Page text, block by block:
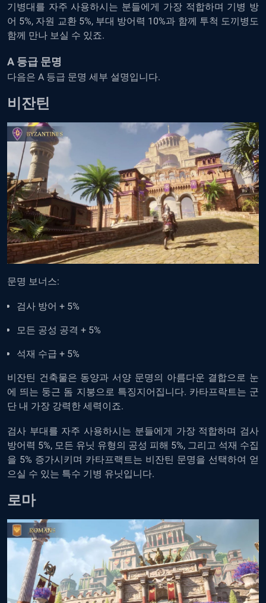
기병대를 자주 사용하시는 분들에게 가장 적합하며 기병 방
어 5%, 자원 교환 5%, 부대 방어력 10%과 함께 투척 도끼병도
함께 만나 보실 수 있죠.
A 등급 문명
다음은 A 등급 문명 세부 설명입니다.
비잔틴
문명 보너스:
검사 방어 + 5%
모든 공성 공격 + 5%
석재 수급 + 5%
비잔틴 건축물은 동양과 서양 문명의 아름다운 결합으로 눈
에 띄는 둥근 돔 지붕으로 특징지어집니다. 카타프락트는 군
단 내 가장 강력한 세력이죠.
검사 부대를 자주 사용하시는 분들에게 가장 적합하며 검사
방어력 5%, 모든 유닛 유형의 공성 피해 5%, 그리고 석재 수집
을 5% 증가시키며 카타프랙트는 비잔틴 문명을 선택하여 얻
으실 수 있는 특수 기병 유닛입니다.
로마